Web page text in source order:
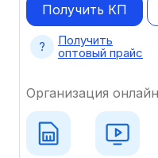
Получить КП
Получить
оптовый прайс
Организация